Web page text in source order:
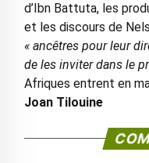
d’Ibn Battuta, les
et les discours de
« ancêtres pour leur
de les inviter dans le
Afriques entrent en
Joan Tilouine